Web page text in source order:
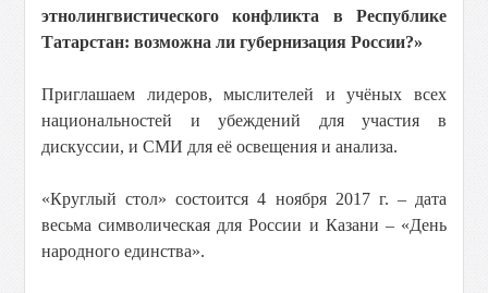
этнолингвистического конфликта в Республике
Татарстан: возможна ли губернизация России?»
Приглашаем лидеров, мыслителей и учёных всех
национальностей и убеждений для участия в
дискуссии, и СМИ для её освещения и анализа.
«Круглый стол» состоится 4 ноября 2017 г. – дата
весьма символическая для России и Казани – «День
народного единства».